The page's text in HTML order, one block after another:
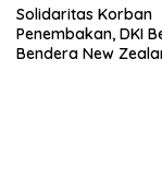
Solidaritas Korban
Penembakan, DKI
Bendera New